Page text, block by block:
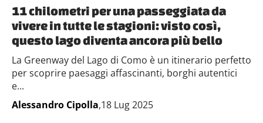
11 chilometri per una passeggiata da
vivere in tutte le stagioni: visto così,
questo lago diventa ancora più bello
La Greenway del Lago di Como è un itinerario perfetto
per scoprire paesaggi affascinanti, borghi autentici
e...
Alessandro Cipolla,18 Lug 2025